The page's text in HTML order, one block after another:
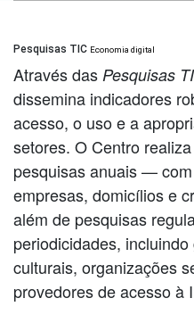
Pesquisas TIC Economia digital
Através das Pesquisas
dissemina indicadores
acesso, o uso e a
setores. O Centro
pesquisas anuais —
empresas, domicílios e
além de pesquisas
periodicidades,
culturais, organizações
provedores de acesso à